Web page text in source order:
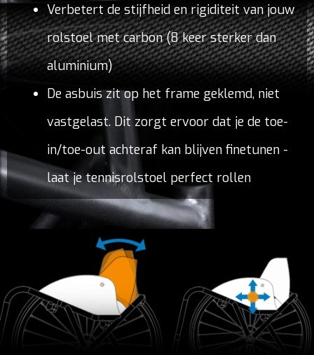
Verbetert de stijfheid en rigiditeit van jouw
rolstoel met carbon (8 keer sterker dan
aluminium)
De asbuis zit op het frame geklemd, niet
vastgelast. Dit zorgt ervoor dat je de toe-
in/toe-out achteraf kan blijven finetunen -
laat je tennisrolstoel perfect rollen